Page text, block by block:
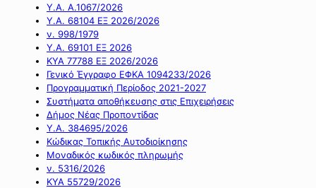
Υ.Α. Α.1067/2026
Υ.Α. 68104 ΕΞ 2026/2026
ν. 998/1979
Υ.Α. 69101 ΕΞ 2026
ΚΥΑ 77788 ΕΞ 2026/2026
Γενικό Έγγραφο ΕΦΚΑ 1094233/2026
Προγραμματική Περίοδος 2021-2027
Συστήματα αποθήκευσης στις Επιχειρήσεις
Δήμος Νέας Προποντίδας
Υ.Α. 384695/2026
Κώδικας Τοπικής Αυτοδιοίκησης
Μοναδικός κωδικός πληρωμής
ν. 5316/2026
ΚΥΑ 55729/2026